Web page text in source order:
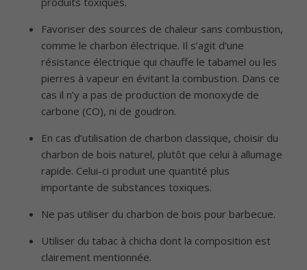
Favoriser des sources de chaleur sans combustion,
comme le charbon électrique. Il s’agit d’une
résistance électrique qui chauffe le tabamel ou les
pierres à vapeur en évitant la combustion. Dans ce
cas il n’y a pas de production de monoxyde de
carbone (CO), ni de goudron.
En cas d’utilisation de charbon classique, choisir du
charbon de bois naturel, plutôt que celui à allumage
rapide. Celui-ci produit une quantité plus
importante de substances toxiques.
Ne pas utiliser du charbon de bois pour barbecue.
Utiliser du tabac à chicha dont la composition est
clairement mentionnée.